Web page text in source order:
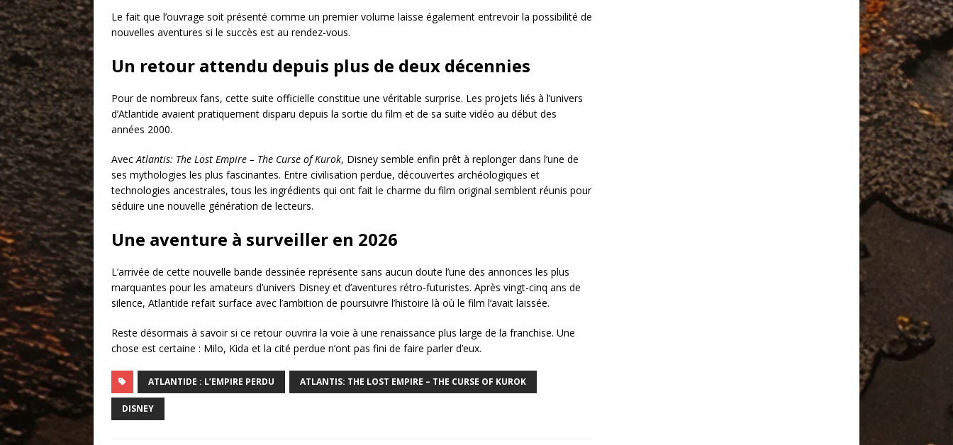
Le fait que l’ouvrage soit présenté comme un premier volume laisse également entrevoir la possibilité de
nouvelles aventures si le succès est au rendez-vous.
Un retour attendu depuis plus de deux décennies
Pour de nombreux fans, cette suite officielle constitue une véritable surprise. Les projets liés à l’univers
d’Atlantide avaient pratiquement disparu depuis la sortie du film et de sa suite vidéo au début des
années 2000.
AvecAtlantis: The Lost Empire – The Curse of Kurok, Disney semble enfin prêt à replonger dans l’une de
ses mythologies les plus fascinantes. Entre civilisation perdue, découvertes archéologiques et
technologies ancestrales, tous les ingrédients qui ont fait le charme du film original semblent réunis pour
séduire une nouvelle génération de lecteurs.
Une aventure à surveiller en 2026
L’arrivée de cette nouvelle bande dessinée représente sans aucun doute l’une des annonces les plus
marquantes pour les amateurs d’univers Disney et d’aventures rétro-futuristes. Après vingt-cinq ans de
silence, Atlantide refait surface avec l’ambition de poursuivre l’histoire là où le film l’avait laissée.
Reste désormais à savoir si ce retour ouvrira la voie à une renaissance plus large de la franchise. Une
chose est certaine : Milo, Kida et la cité perdue n’ont pas fini de faire parler d’eux.
ATLANTIDE : L’EMPIRE PERDU ATLANTIS: THE LOST EMPIRE – THE CURSE OF KUROK
DISNEY